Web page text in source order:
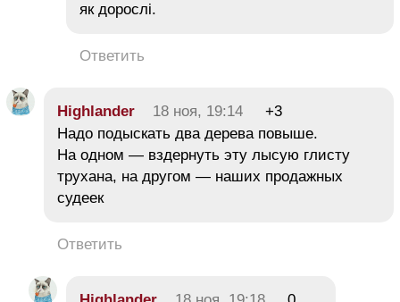
як дорослі.
Ответить
Highlander 18 ноя, 19:14
+3
Надо подыскать два дерева повыше.
На одном — вздернуть эту лысую глисту
трухана, на другом — наших продажных
судеек
Ответить